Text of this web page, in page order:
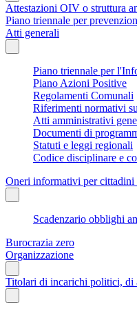
Attestazioni OIV o struttura
Piano triennale per
Atti generali
Piano triennale per
Piano Azioni Positive
Regolamenti Comunali
Riferimenti normativi
Atti amministrativi
Documenti di
Statuti e leggi regionali
Codice disciplinare e
Oneri informativi per cittadini
Scadenzario obblighi
Burocrazia zero
Organizzazione
Titolari di incarichi politici, di